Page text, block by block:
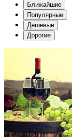
Ближайшие
Популярные
Дешевые
Дорогие